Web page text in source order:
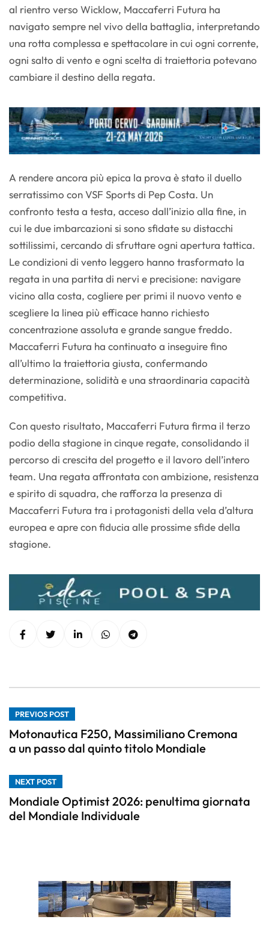
al rientro verso Wicklow, Maccaferri Futura ha
navigato sempre nel vivo della battaglia, interpretando
una rotta complessa e spettacolare in cui ogni corrente,
ogni salto di vento e ogni scelta di traiettoria potevano
cambiare il destino della regata.
A rendere ancora più epica la prova è stato il duello
serratissimo con VSF Sports di Pep Costa. Un
confronto testa a testa, acceso dall’inizio alla fine, in
cui le due imbarcazioni si sono sfidate su distacchi
sottilissimi, cercando di sfruttare ogni apertura tattica.
Le condizioni di vento leggero hanno trasformato la
regata in una partita di nervi e precisione: navigare
vicino alla costa, cogliere per primi il nuovo vento e
scegliere la linea più efficace hanno richiesto
concentrazione assoluta e grande sangue freddo.
Maccaferri Futura ha continuato a inseguire fino
all’ultimo la traiettoria giusta, confermando
determinazione, solidità e una straordinaria capacità
competitiva.
Con questo risultato, Maccaferri Futura firma il terzo
podio della stagione in cinque regate, consolidando il
percorso di crescita del progetto e il lavoro dell’intero
team. Una regata affrontata con ambizione, resistenza
e spirito di squadra, che rafforza la presenza di
Maccaferri Futura tra i protagonisti della vela d’altura
europea e apre con fiducia alle prossime sfide della
stagione.
PREVIOS POST
Motonautica F250, Massimiliano Cremona
a un passo dal quinto titolo Mondiale
NEXT POST
Mondiale Optimist 2026: penultima giornata
del Mondiale Individuale